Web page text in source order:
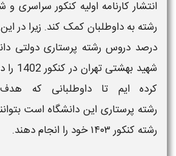
انتشار کارنامه اولیه کنکور سراسری​ و
رشته به داوطلبان کمک کند. زیرا در این
درصد دروسرشتهپرستاریدولتی
شهید بهشتی تهراندر کنکور 1402
را در
کرده ایم تا داوطلبانی که
رشتهپرستاریایندانشگاهاست بتوانند
رشته کنکور۱۴۰۳ خود را انجام دهند.